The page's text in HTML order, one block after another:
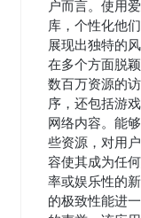
户而言。使用
库，个性化他
展现出独特的
在多个方面脱
数百万资源的
序，还包括游
网络内容。能
些资源，对用
容使其成为任
率或娱乐性的
的极致性能进